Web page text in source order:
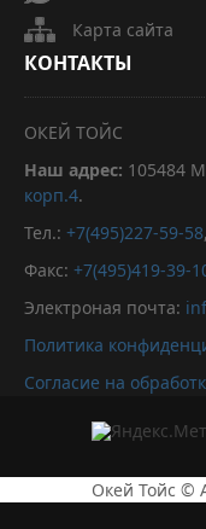
Карта сайта
КОНТАКТЫ
ОКЕЙ ТОЙС
Наш адрес: 105484
корп.4.
Тел.: +7(495)227-59-58,
Факс: +7(495)419-39-
Электроная почта:
Политика
Согласие на
Окей Тойс ©